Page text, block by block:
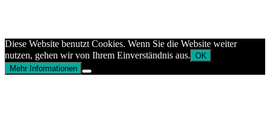
Diese Website benutzt Cookies. Wenn Sie die Website weiter
nutzen, gehen wir von Ihrem Einverständnis aus. OK
Mehr Informationen